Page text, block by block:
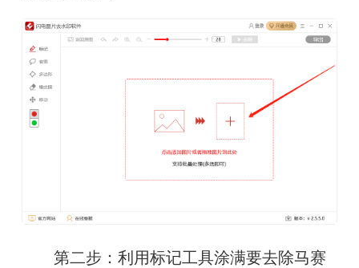
第二步：利用标记工具涂满要去除马赛